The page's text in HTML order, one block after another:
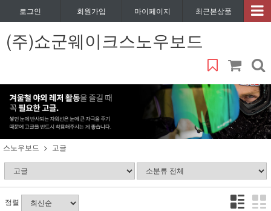
로그인 회원가입 마이페이지 최근본상품
(주)쇼군웨이크스노우보드
스노우보드 고글
정렬